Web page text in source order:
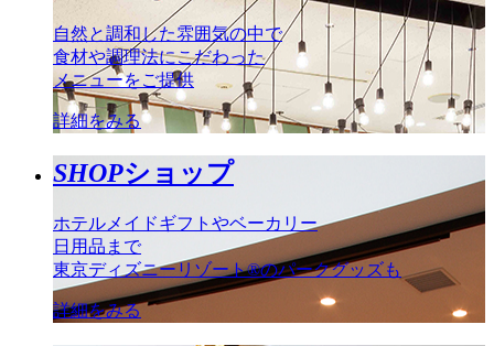
自然と調和した雰囲気の中で
食材や調理法にこだわった
メニューをご提供
詳細をみる
SHOPショップ
ホテルメイドギフトやベーカリー
日用品まで
東京ディズニーリゾート®のパークグッズも
詳細をみる